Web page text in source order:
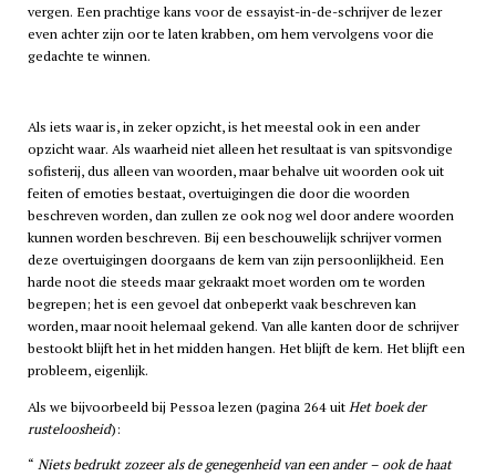
vergen. Een prachtige kans voor de essayist-in-de-schrijver de lezer
even achter zijn oor te laten krabben, om hem vervolgens voor die
gedachte te winnen.
Als iets waar is, in zeker opzicht, is het meestal ook in een ander
opzicht waar. Als waarheid niet alleen het resultaat is van spitsvondige
sofisterij, dus alleen van woorden, maar behalve uit woorden ook uit
feiten of emoties bestaat, overtuigingen die door die woorden
beschreven worden, dan zullen ze ook nog wel door andere woorden
kunnen worden beschreven. Bij een beschouwelijk schrijver vormen
deze overtuigingen doorgaans de kern van zijn persoonlijkheid. Een
harde noot die steeds maar gekraakt moet worden om te worden
begrepen; het is een gevoel dat onbeperkt vaak beschreven kan
worden, maar nooit helemaal gekend. Van alle kanten door de schrijver
bestookt blijft het in het midden hangen. Het blijft de kern. Het blijft een
probleem, eigenlijk.
Als we bijvoorbeeld bij Pessoa lezen (pagina 264 uitHet boek der
rusteloosheid):
Niets bedrukt zozeer als de genegenheid van een ander – ook de haat